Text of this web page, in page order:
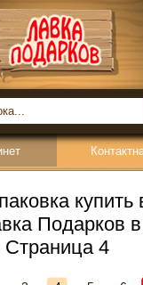
купить
Подарков
Страница 4